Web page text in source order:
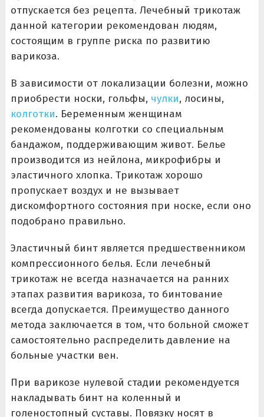
отпускается без рецепта. Лечебный трикотаж
данной категории рекомендован людям,
состоящим в группе риска по развитию
варикоза.
В зависимости от локализации болезни, можно
приобрести носки, гольфы, чулки, лосины,
колготки. Беременным женщинам
рекомендованы колготки со специальным
бандажом, поддерживающим живот. Белье
производится из нейлона, микрофибры и
эластичного хлопка. Трикотаж хорошо
пропускает воздух и не вызывает
дискомфортного состояния при носке, если оно
подобрано правильно.
Эластичный бинт является предшественником
компрессионного белья. Если лечебный
трикотаж не всегда назначается на ранних
этапах развития варикоза, то бинтование
всегда допускается. Преимущество данного
метода заключается в том, что больной сможет
самостоятельно распределить давление на
больные участки вен.
При варикозе нулевой стадии рекомендуется
накладывать бинт на коленный и
голеностопный суставы. Повязку носят в